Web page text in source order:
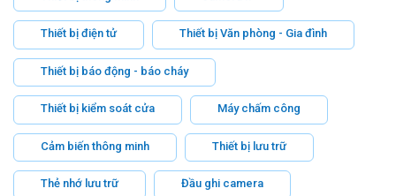
Thiết bị điện tử Thiết bị Văn phòng - Gia đình
Thiết bị báo động - báo cháy
Thiết bị kiểm soát cửa Máy chấm công
Cảm biến thông minh Thiết bị lưu trữ
Thẻ nhớ lưu trữ Đầu ghi camera